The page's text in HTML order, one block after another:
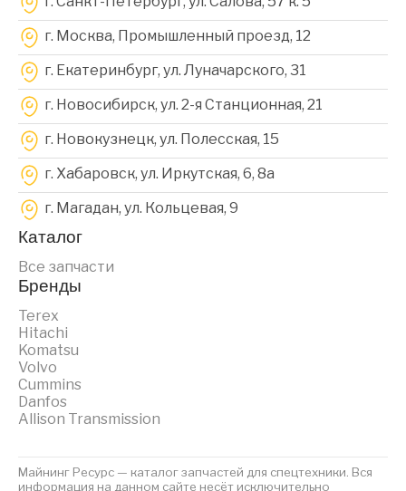
г. Москва, Промышленный проезд, 12
г. Екатеринбург, ул. Луначарского, 31
г. Новосибирск, ул. 2-я Станционная, 21
г. Новокузнецк, ул. Полесская, 15
г. Хабаровск, ул. Иркутская, 6, 8a
г. Магадан, ул. Кольцевая, 9
Каталог
Все запчасти
Бренды
Terex
Hitachi
Komatsu
Volvo
Cummins
Danfos
Allison Transmission
Майнинг Ресурс — каталог запчастей для спецтехники. Вся
информация на данном сайте несёт исключительно